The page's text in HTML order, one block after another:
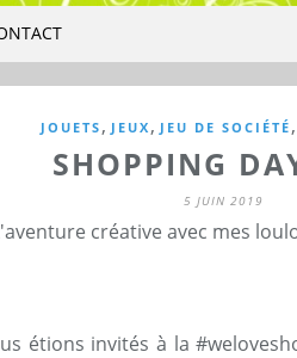
JOUETS , JEUX , JEU DE SOCIÉTÉ ,
SHOPPING
5 JUIN 2019
créative avec mes
étions invités à la